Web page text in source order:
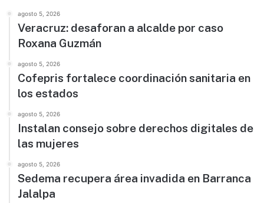
agosto 5, 2026
Veracruz: desaforan a alcalde por caso
Roxana Guzmán
agosto 5, 2026
Cofepris fortalece coordinación sanitaria en
los estados
agosto 5, 2026
Instalan consejo sobre derechos digitales de
las mujeres
agosto 5, 2026
Sedema recupera área invadida en Barranca
Jalalpa